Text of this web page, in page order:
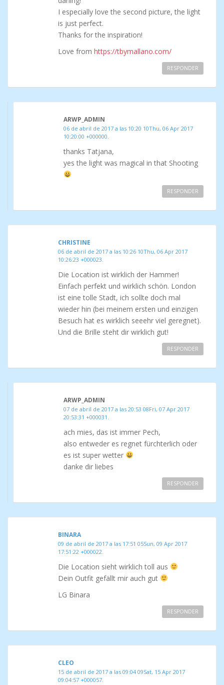
I especially love the second picture, the light
is just perfect.
Thanks for the inspiration!
Love from https://tbymallano.com/
RESPONDER
ARWP_ADMIN
06 de abril de 2017 a las 10:20 10Thu, 06 Apr 2017
10:20:00 +000000.
thanks Tatjana,
yes the light was magical in that Shooting
RESPONDER
CHRISTINE
06 de abril de 2017 a las 10:26 10Thu, 06 Apr 2017
10:26:23 +000023.
Die Location ist wirklich der Hammer!
Einfach perfekt und wirklich schön. London
ist eine tolle Stadt, ich sollte doch mal
wieder hin (bei meinem ersten und einzigen
Besuch hat es wirklich seeehr viel geregnet).
Und die Brille steht dir wirklich gut!
RESPONDER
ARWP_ADMIN
07 de abril de 2017 a las 20:53 08Fri, 07 Apr 2017
20:53:31 +000031.
ach mies, das ist immer Pech,
also entweder es regnet fürchterlich oder
es ist super wetter
danke dir liebes
RESPONDER
BINARA
09 de abril de 2017 a las 17:51 05Sun, 09 Apr 2017
17:51:22 +000022.
Die Location sieht wirklich toll aus
Dein Outfit gefällt mir auch gut
LG Binara
RESPONDER
CLEO
15 de abril de 2017 a las 09:04 09Sat, 15 Apr 2017
09:04:57 +000057.